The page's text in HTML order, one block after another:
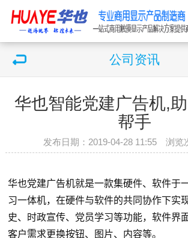
公司资讯
华也智能党建广告机,
帮手
发布日期：2019-04-28 11:55 浏览
华也党建广告机就是一款集硬件、软件于
习一体机，在硬件与软件的共同协作下实
史、时政宣传、党员学习等功能，软件界
客户需求更换按钮、图片、内容等。